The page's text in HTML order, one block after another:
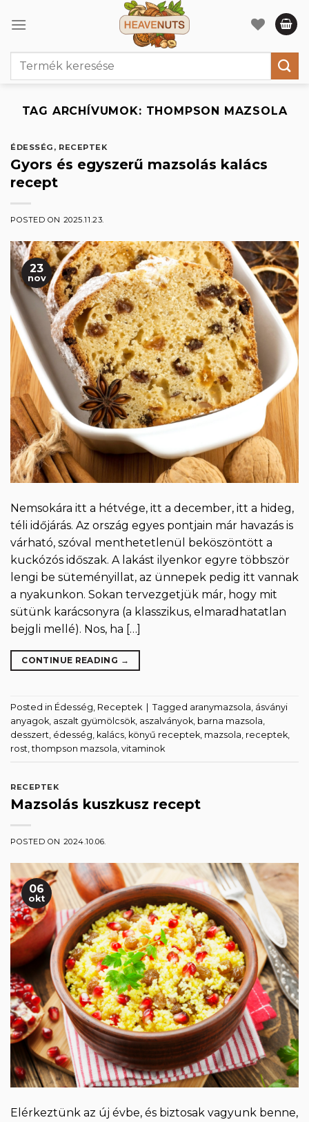
Keresés
TAG ARCHÍVUMOK: THOMPSON MAZSOLA
ÉDESSÉG , RECEPTEK
Gyors és egyszerű mazsolás kalács
recept
POSTED ON 2025.11.23.
23
nov
Nemsokára itt a hétvége, itt a december, itt a hideg,
téli időjárás. Az ország egyes pontjain már havazás is
várható, szóval menthetetlenül beköszöntött a
kuckózós időszak. A lakást ilyenkor egyre többször
lengi be süteményillat, az ünnepek pedig itt vannak
a nyakunkon. Sokan tervezgetjük már, hogy mit
sütünk karácsonyra (a klasszikus, elmaradhatatlan
bejgli mellé). Nos, ha […]
CONTINUE READING →
Posted in Édesség, Receptek Tagged aranymazsola, ásványi
anyagok, aszalt gyümölcsök, aszalványok, barna mazsola,
desszert, édesség, kalács, könyű receptek, mazsola, receptek,
rost,thompson mazsola, vitaminok
RECEPTEK
Mazsolás kuszkusz recept
POSTED ON 2024.10.06.
06
okt
Elérkeztünk az új évbe, és biztosak vagyunk benne,